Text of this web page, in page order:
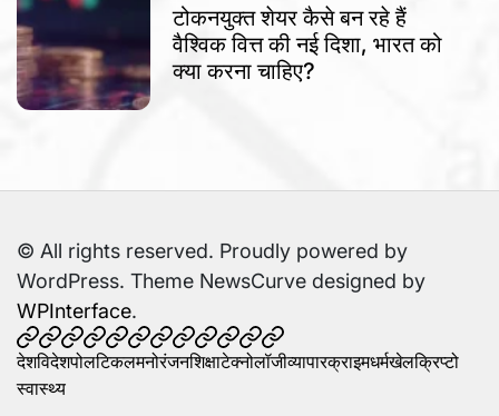
IN
टोकनयुक्त शेयर कैसे बन रहे हैं
वैश्विक वित्त की नई दिशा, भारत को
क्या करना चाहिए?
© All rights reserved. Proudly powered by
WordPress. Theme NewsCurve designed by
WPInterface.
देशविदेशपोलटिकल
मनोरंजन
शिक्षाटेक्नोलॉजी
व्यापारक्राइम
धर्मखेलक्रिप्टोस्वास्थ्य
देशविदेशपोलटिकलमनोरंजनशिक्षाटेक्नोलॉजीव्यापारक्राइमधर्मखेलक्रिप्टो
स्वास्थ्य